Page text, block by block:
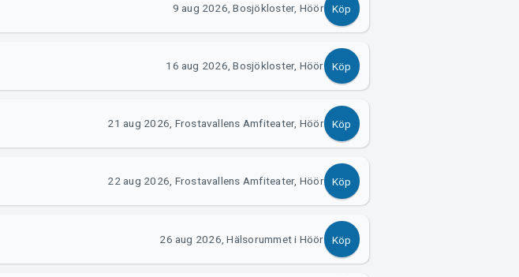
9 aug 2026, Bosjökloster, Höör Köp
16 aug 2026, Bosjökloster, Höör Köp
21 aug 2026, Frostavallens Amfiteater, Höör Köp
22 aug 2026, Frostavallens Amfiteater, Höör Köp
26 aug 2026, Hälsorummet i Höör Köp